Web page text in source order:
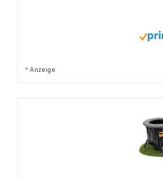
* Anzeige